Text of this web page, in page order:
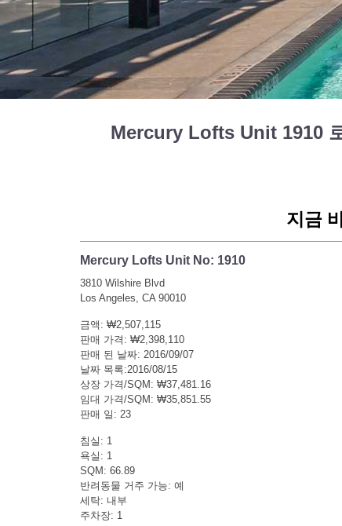
Mercury Lofts Unit 1910
지금
Mercury Lofts Unit No: 1910
3810 Wilshire Blvd
Los Angeles, CA 90010
금액: ₩2,507,115
판매 가격: ₩2,398,110
판매 된 날짜: 2016/09/07
날짜 목록:2016/08/15
상장 가격/SQM: ₩37,481.16
임대 가격/SQM: ₩35,851.55
판매 일: 23
침실: 1
욕실: 1
SQM: 66.89
반려동물 거주 가능: 예
세탁: 내부
주차장: 1